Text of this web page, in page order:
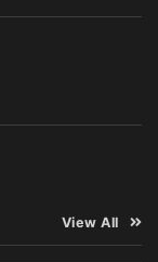
View All